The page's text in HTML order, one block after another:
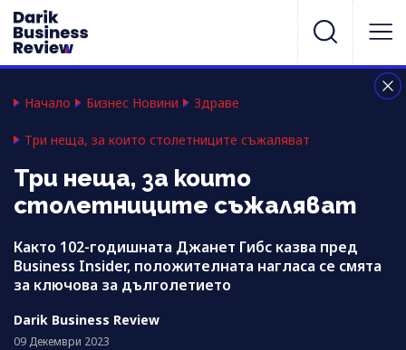
Начало Бизнес Новини Здраве
Три неща, за които столетниците съжаляват
Три неща, за които
столетниците съжаляват
Както 102-годишната Джанет Гибс казва пред
Business Insider, положителната нагласа се смята
за ключова за дълголетието
Darik Business Review
09 Декември 2023